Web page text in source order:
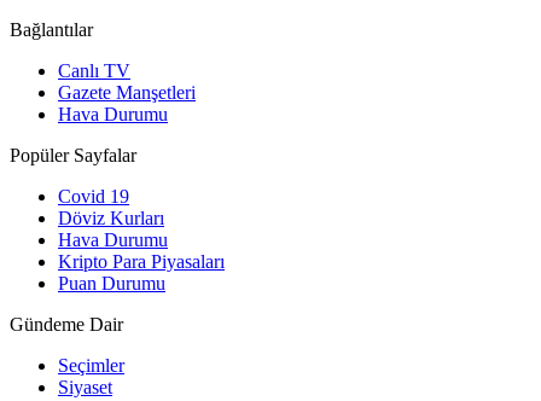
Bağlantılar
Canlı TV
Gazete Manşetleri
Hava Durumu
Popüler Sayfalar
Covid 19
Döviz Kurları
Hava Durumu
Kripto Para Piyasaları
Puan Durumu
Gündeme Dair
Seçimler
Siyaset